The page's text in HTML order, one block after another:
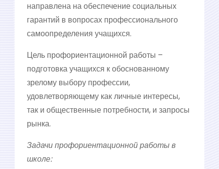
направлена на обеспечение социальных
гарантий в вопросах профессионального
самоопределения учащихся.
Цель профориентационной работы –
подготовка учащихся к обоснованному
зрелому выбору профессии,
удовлетворяющему как личные интересы,
так и общественные потребности, и запросы
рынка.
Задачи профориентационной работы в
школе: